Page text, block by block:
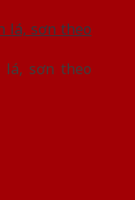
lá, sơn theo